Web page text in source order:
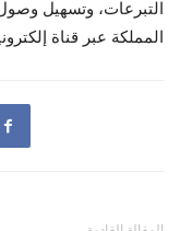
التبرعات، وتسهيل
المملكة عبر قناة